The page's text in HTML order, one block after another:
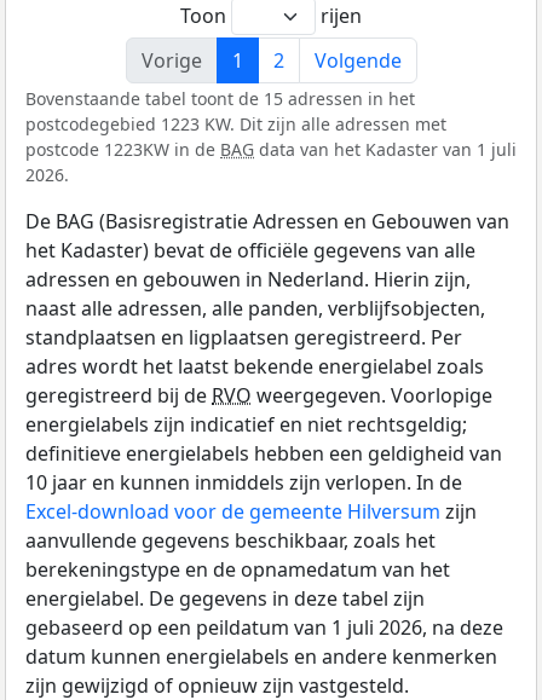
Toon
rijen
Vorige
1 2 Volgende
Bovenstaande tabel toont de 15 adressen in het
postcodegebied 1223 KW. Dit zijn alle adressen met
postcode 1223KW in de BAG data van het Kadaster van 1 juli
2026.
De BAG (Basisregistratie Adressen en Gebouwen van
het Kadaster) bevat de officiële gegevens van alle
adressen en gebouwen in Nederland. Hierin zijn,
naast alle adressen, alle panden, verblijfsobjecten,
standplaatsen en ligplaatsen geregistreerd. Per
adres wordt het laatst bekende energielabel zoals
geregistreerd bij de RVO weergegeven. Voorlopige
energielabels zijn indicatief en niet rechtsgeldig;
definitieve energielabels hebben een geldigheid van
10 jaar en kunnen inmiddels zijn verlopen. In de
Excel-download voor de gemeente Hilversum zijn
aanvullende gegevens beschikbaar, zoals het
berekeningstype en de opnamedatum van het
energielabel. De gegevens in deze tabel zijn
gebaseerd op een peildatum van 1 juli 2026, na deze
datum kunnen energielabels en andere kenmerken
zijn gewijzigd of opnieuw zijn vastgesteld.